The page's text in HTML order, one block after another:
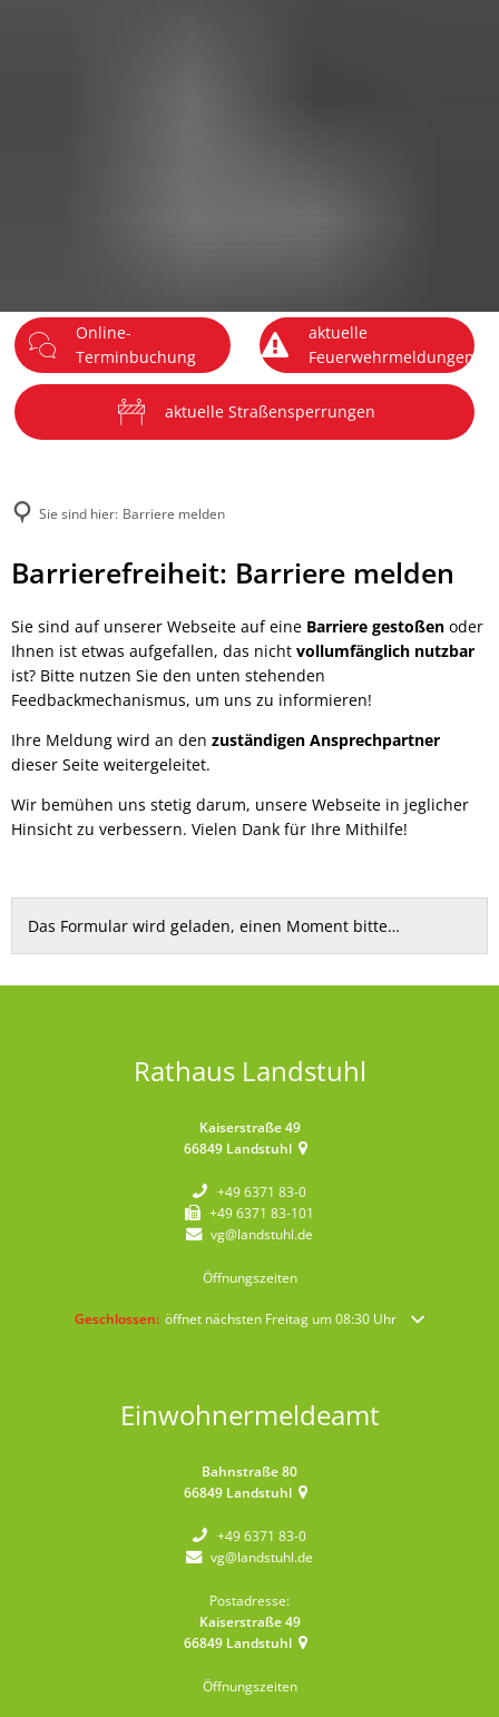
Online-
Terminbuchung
aktuelle
Feuerwehrmeldungen
aktuelle Straßensperrungen
Sie sind hier: Barriere melden
Barriere
melden
Barrierefreiheit: Barriere melden
Sie sind auf unserer Webseite auf eine Barriere gestoßen oder
Ihnen ist etwas aufgefallen, das nicht vollumfänglich nutzbar
ist? Bitte nutzen Sie den unten stehenden
Feedbackmechanismus, um uns zu informieren!
Ihre Meldung wird an den zuständigen Ansprechpartner
dieser Seite weitergeleitet.
Wir bemühen uns stetig darum, unsere Webseite in jeglicher
Hinsicht zu verbessern. Vielen Dank für Ihre Mithilfe!
Das Formular wird geladen, einen Moment bitte…
Rathaus Landstuhl
Kaiserstraße 49
66849 Landstuhl
+49 6371 83-0
+49 6371 83-101
vg@landstuhl.de
Öffnungszeiten
Klicken, um weitere Öffnungs- oder Schließzeiten auszublenden
Geschlossen: öffnet nächsten Freitag um 08:30 Uhr
Einwohnermeldeamt
Bahnstraße 80
66849 Landstuhl
+49 6371 83-0
vg@landstuhl.de
Postadresse:
Kaiserstraße 49
66849 Landstuhl
Öffnungszeiten